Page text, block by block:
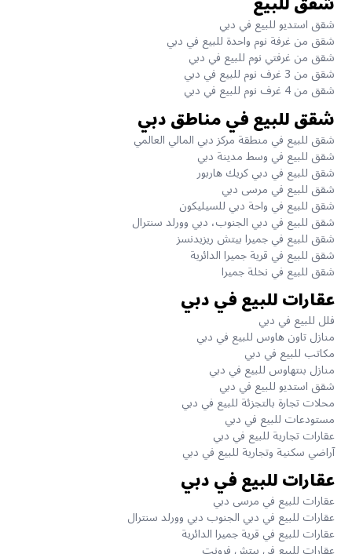
شقق استديو للبيع في دبي
شقق من غرفة نوم واحدة للبيع في دبي
شقق من غرفتي نوم للبيع في دبي
شقق من 3 غرف نوم للبيع في دبي
شقق من 4 غرف نوم للبيع في دبي
شقق للبيع في مناطق دبي
شقق للبيع في منطقة مركز دبي المالي العالمي
شقق للبيع في وسط مدينة دبي
شقق للبيع في دبي كريك هاربور
شقق للبيع في مرسى دبي
شقق للبيع في واحة دبي للسيليكون
شقق للبيع في دبي الجنوب، دبي وورلد سنترال
شقق للبيع في جميرا بيتش ريزيدنسز
شقق للبيع في قرية جميرا الدائرية
شقق للبيع في نخلة جميرا
عقارات للبيع في دبي
فلل للبيع في دبي
منازل تاون هاوس للبيع في دبي
مكاتب للبيع في دبي
منازل بنتهاوس للبيع في دبي
شقق استديو للبيع في دبي
محلات تجارة بالتجزئة للبيع في دبي
مستودعات للبيع في دبي
عقارات تجارية للبيع في دبي
آراضي سكنية وتجارية للبيع في دبي
عقارات للبيع في دبي
عقارات للبيع في مرسى دبي
عقارات للبيع في دبي الجنوب دبي وورلد سنترال
عقارات للبيع في قرية جميرا الدائرية